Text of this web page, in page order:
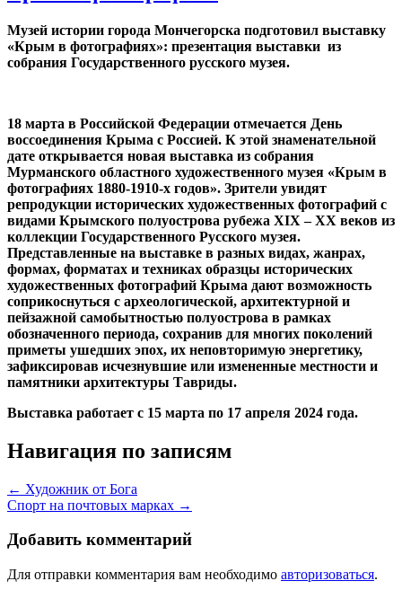
Музей истории города Мончегорска подготовил выставку
«Крым в фотографиях»: презентация выставки из
собрания Государственного русского музея.
18 марта в Российской Федерации отмечается День
воссоединения Крыма с Россией. К этой знаменательной
дате открывается новая выставка из собрания
Мурманского областного художественного музея «Крым в
фотографиях 1880-1910-х годов». Зрители увидят
репродукции исторических художественных фотографий с
видами Крымского полуострова рубежа XIX – ХХ веков из
коллекции Государственного Русского музея.
Представленные на выставке в разных видах, жанрах,
формах, форматах и техниках образцы исторических
художественных фотографий Крыма дают возможность
соприкоснуться с археологической, архитектурной и
пейзажной самобытностью полуострова в рамках
обозначенного периода, сохранив для многих поколений
приметы ушедших эпох, их неповторимую энергетику,
зафиксировав исчезнувшие или измененные местности и
памятники архитектуры Тавриды.
Выставка работает с 15 марта по 17 апреля 2024 года.
Навигация по записям
← Художник от Бога
Спорт на почтовых марках →
Добавить комментарий
Для отправки комментария вам необходимо авторизоваться.